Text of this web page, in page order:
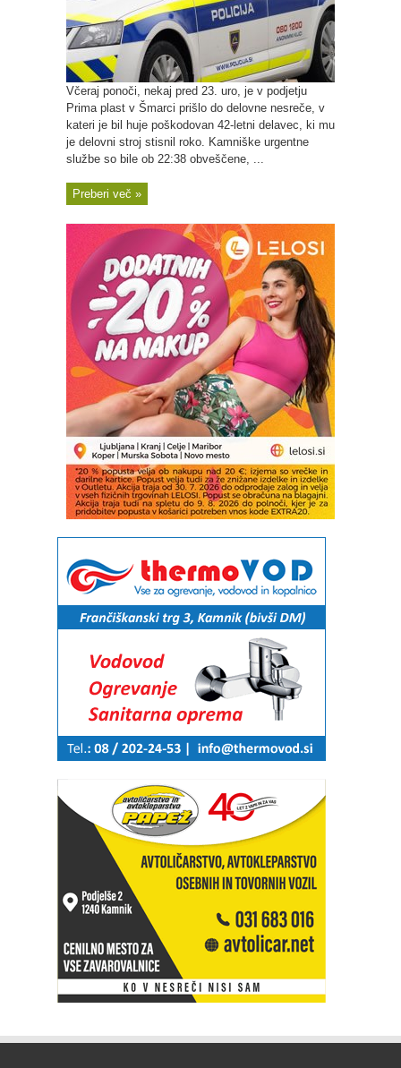
Včeraj ponoči, nekaj pred 23. uro, je v podjetju
Prima plast v Šmarci prišlo do delovne nesreče, v
kateri je bil huje poškodovan 42-letni delavec, ki mu
je delovni stroj stisnil roko. Kamniške urgentne
službe so bile ob 22:38 obveščene, ...
Preberi več »